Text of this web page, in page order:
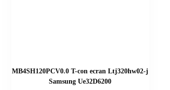
MB4SH120PCV0.0 T-con ecran Ltj320hw02-j
Samsung Ue32D6200